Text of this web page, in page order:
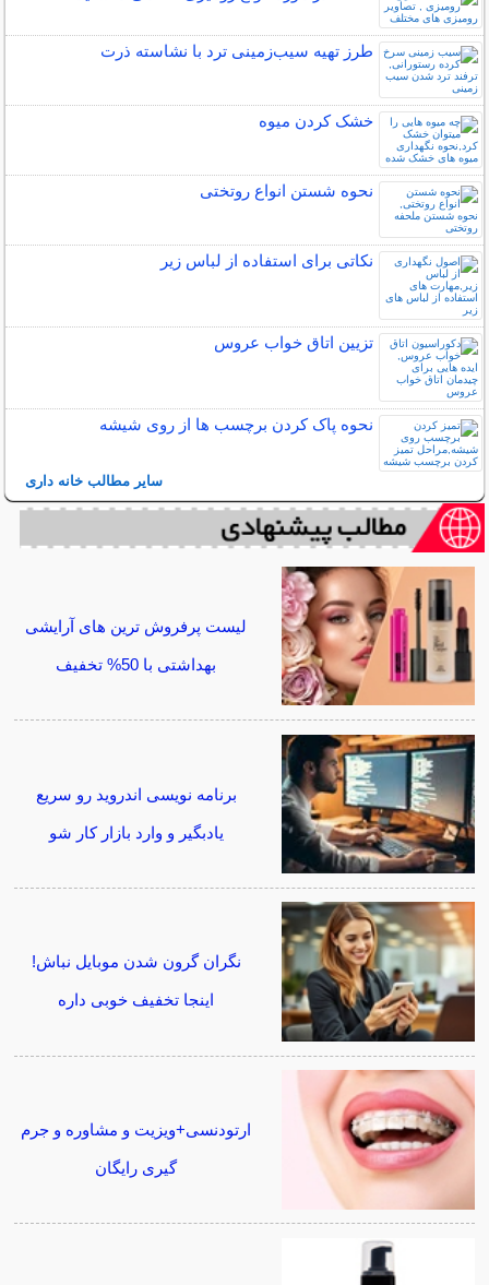
طرز تهیه سیب‌زمینی ترد با نشاسته ذرت
خشک کردن میوه
نحوه شستن انواع روتختی
نکاتی برای استفاده از لباس زیر
تزیین اتاق خواب عروس
نحوه پاک کردن برچسب ها از روی شیشه
سایر مطالب خانه داری
لیست پرفروش ترین های آرایشی
بهداشتی با 50% تخفیف
برنامه نویسی اندروید رو سریع
یادبگیر و وارد بازار کار شو
نگران گرون شدن موبایل نباش!
اینجا تخفیف خوبی داره
ارتودنسی+ویزیت و مشاوره و جرم
گیری رایگان